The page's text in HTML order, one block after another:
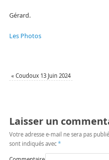
Gérard.
Les Photos
« Coudoux 13 Juin 2024
Laisser un
Votre adresse e-mail ne sera pas
sont indiqués avec *